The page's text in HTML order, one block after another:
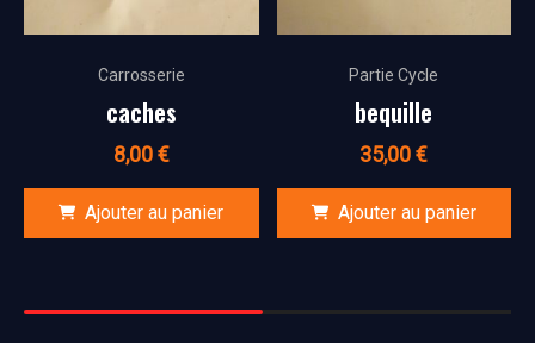
Carrosserie
caches
8,00€
Ajouter au panier
Partie Cycle
bequille
35,00€
Ajouter au panier